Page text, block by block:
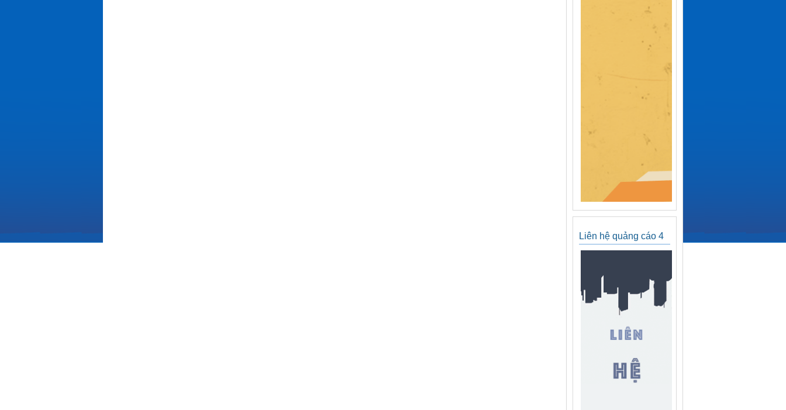
Liên hệ quảng cáo 4